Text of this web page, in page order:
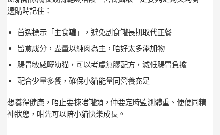
選購時記住：
首選標示「主食罐」，避免副食罐長期取代正餐
留意成分，盡量以純肉為主，唔好太多添加物
腸胃敏感嘅幼貓，可以考慮無膠配方，減低腸胃負擔
配合少量多餐，確保小貓能量同營養充足
想養得健康，唔止要揀啱罐頭，仲要定時監測體重、便便同精
神狀態，咁先可以陪小貓快樂成長。